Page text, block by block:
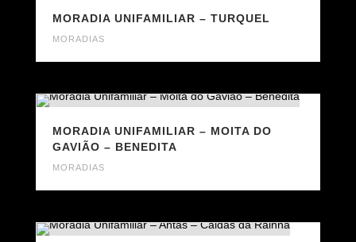
MORADIA UNIFAMILIAR – TURQUEL
MORADIAS
MORADIA UNIFAMILIAR – MOITA DO
GAVIÃO – BENEDITA
MORADIAS